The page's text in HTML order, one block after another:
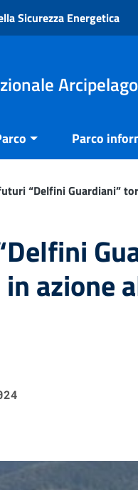
Sicurezza Energetica
Parco
“Delfini Guardiani”
azione